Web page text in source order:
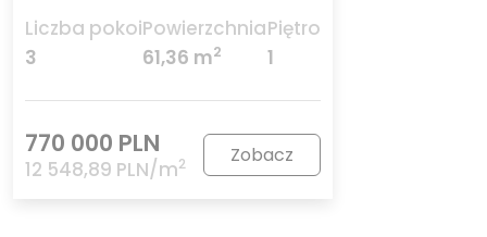
Liczba pokoi
3
Powierzchnia
61,36 m2
Piętro
1
770 000 PLN
12 548,89 PLN/m2 Zobacz